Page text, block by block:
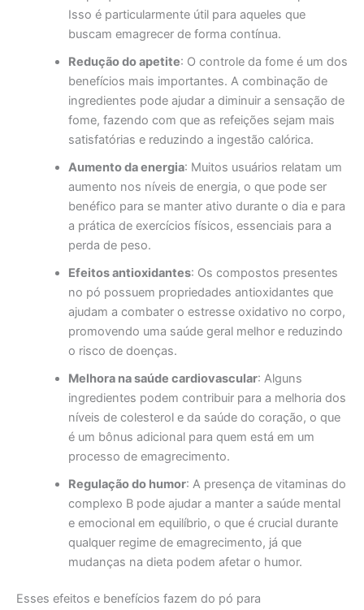
Isso é particularmente útil para aqueles que
buscam emagrecer de forma contínua.
Redução do apetite: O controle da fome é um dos
benefícios mais importantes. A combinação de
ingredientes pode ajudar a diminuir a sensação de
fome, fazendo com que as refeições sejam mais
satisfatórias e reduzindo a ingestão calórica.
Aumento da energia: Muitos usuários relatam um
aumento nos níveis de energia, o que pode ser
benéfico para se manter ativo durante o dia e para
a prática de exercícios físicos, essenciais para a
perda de peso.
Efeitos antioxidantes: Os compostos presentes
no pó possuem propriedades antioxidantes que
ajudam a combater o estresse oxidativo no corpo,
promovendo uma saúde geral melhor e reduzindo
o risco de doenças.
Melhora na saúde cardiovascular: Alguns
ingredientes podem contribuir para a melhoria dos
níveis de colesterol e da saúde do coração, o que
é um bônus adicional para quem está em um
processo de emagrecimento.
Regulação do humor: A presença de vitaminas do
complexo B pode ajudar a manter a saúde mental
e emocional em equilíbrio, o que é crucial durante
qualquer regime de emagrecimento, já que
mudanças na dieta podem afetar o humor.
Esses efeitos e benefícios fazem do pó para